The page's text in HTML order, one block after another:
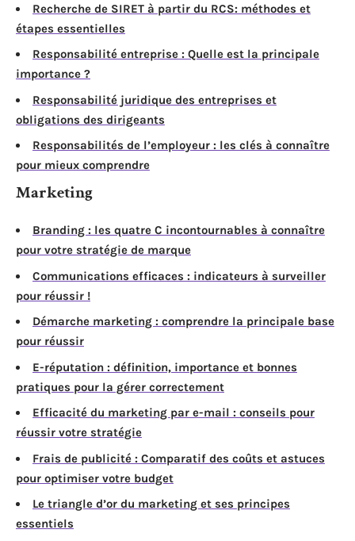
Recherche de SIRET à partir du RCS: méthodes et
étapes essentielles
Responsabilité entreprise : Quelle est la principale
importance ?
Responsabilité juridique des entreprises et
obligations des dirigeants
Responsabilités de l’employeur : les clés à connaître
pour mieux comprendre
Marketing
Branding : les quatre C incontournables à connaître
pour votre stratégie de marque
Communications efficaces : indicateurs à surveiller
pour réussir !
Démarche marketing : comprendre la principale base
pour réussir
E-réputation : définition, importance et bonnes
pratiques pour la gérer correctement
Efficacité du marketing par e-mail : conseils pour
réussir votre stratégie
Frais de publicité : Comparatif des coûts et astuces
pour optimiser votre budget
Le triangle d’or du marketing et ses principes
essentiels